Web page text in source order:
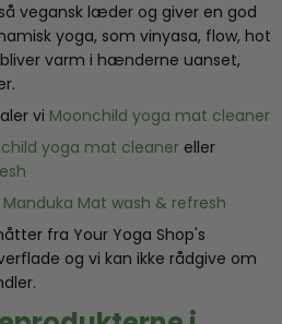
vegansk læder og giver en god
yoga, som vinyasa, flow, hot
varm i hænderne uanset,
vi Moonchild yoga mat cleaner
yoga mat cleaner eller
Manduka Mat wash & refresh
fra Your Yoga Shop's
og vi kan ikke rådgive om